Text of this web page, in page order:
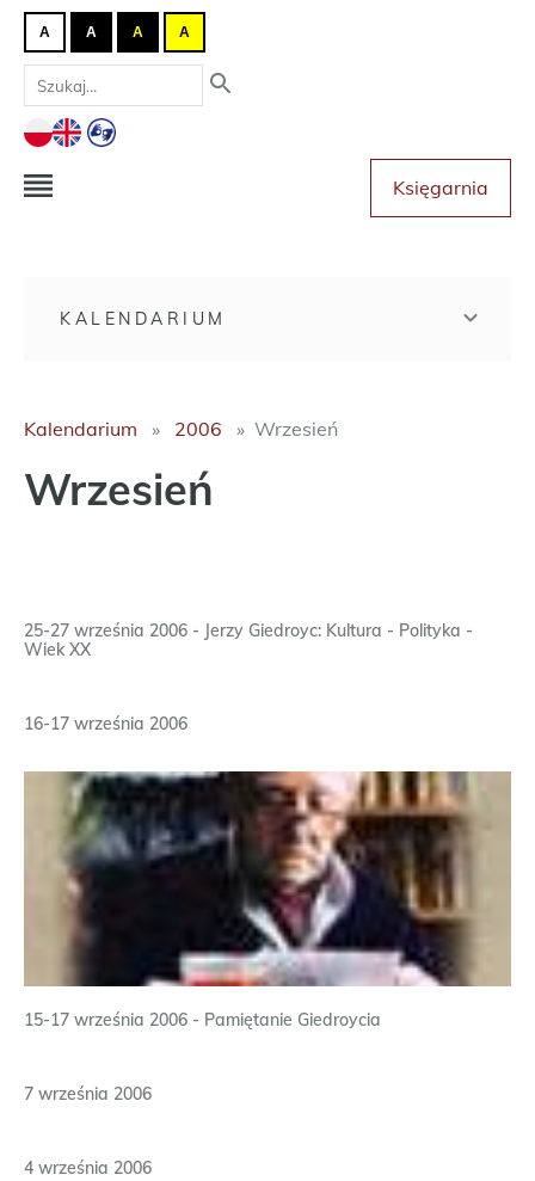
A A A A
Księgarnia
KALENDARIUM
Kalendarium 2006 Wrzesień
Wrzesień
25-27 września 2006 - Jerzy Giedroyc: Kultura - Polityka -
Wiek XX
16-17 września 2006
15-17 września 2006 - Pamiętanie Giedroycia
7 września 2006
4 września 2006